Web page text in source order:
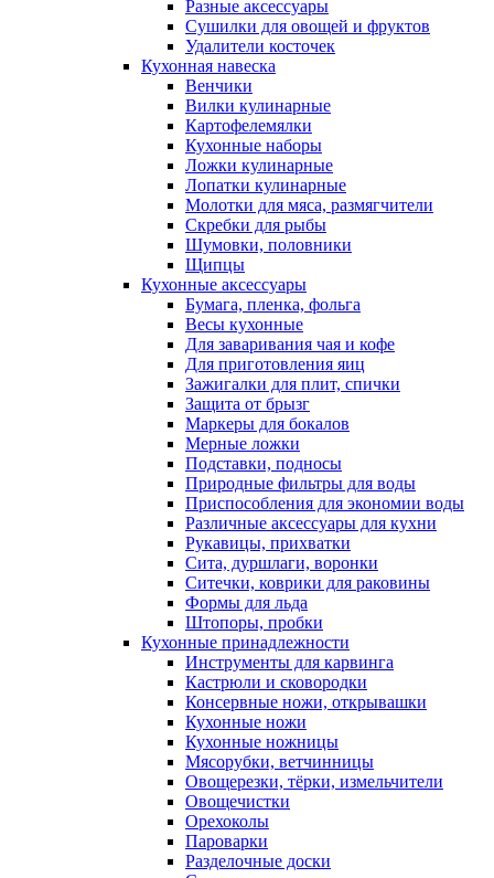
Разные аксессуары
Сушилки для овощей и фруктов
Удалители косточек
Кухонная навеска
Венчики
Вилки кулинарные
Картофелемялки
Кухонные наборы
Ложки кулинарные
Лопатки кулинарные
Молотки для мяса, размягчители
Скребки для рыбы
Шумовки, половники
Щипцы
Кухонные аксессуары
Бумага, пленка, фольга
Весы кухонные
Для заваривания чая и кофе
Для приготовления яиц
Зажигалки для плит, спички
Защита от брызг
Маркеры для бокалов
Мерные ложки
Подставки, подносы
Природные фильтры для воды
Приспособления для экономии воды
Различные аксессуары для кухни
Рукавицы, прихватки
Сита, дуршлаги, воронки
Ситечки, коврики для раковины
Формы для льда
Штопоры, пробки
Кухонные принадлежности
Инструменты для карвинга
Кастрюли и сковородки
Консервные ножи, открывашки
Кухонные ножи
Кухонные ножницы
Мясорубки, ветчинницы
Овощерезки, тёрки, измельчители
Овощечистки
Орехоколы
Пароварки
Разделочные доски